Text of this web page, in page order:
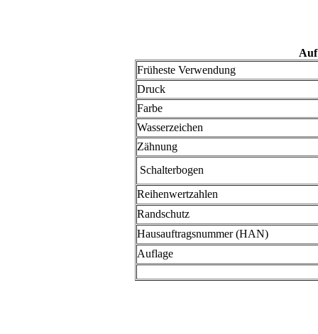
Früheste Verwendung
Druck
Farbe
Wasserzeichen
Zähnung
Schalterbogen
Reihenwertzahlen
Randschutz
Hausauftragsnummer (HAN)
Auflage